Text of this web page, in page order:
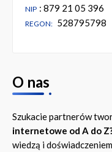
NIP : 879 21 05 396
REGON: 528795798
O nas
Szukacie partnerów
internetowe od A do
wiedzą i